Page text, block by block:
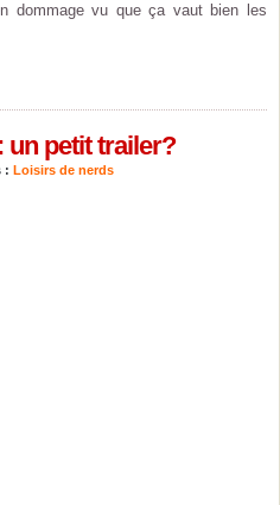
dommage vu que ça vaut bien les
un petit trailer?
: Loisirs de nerds